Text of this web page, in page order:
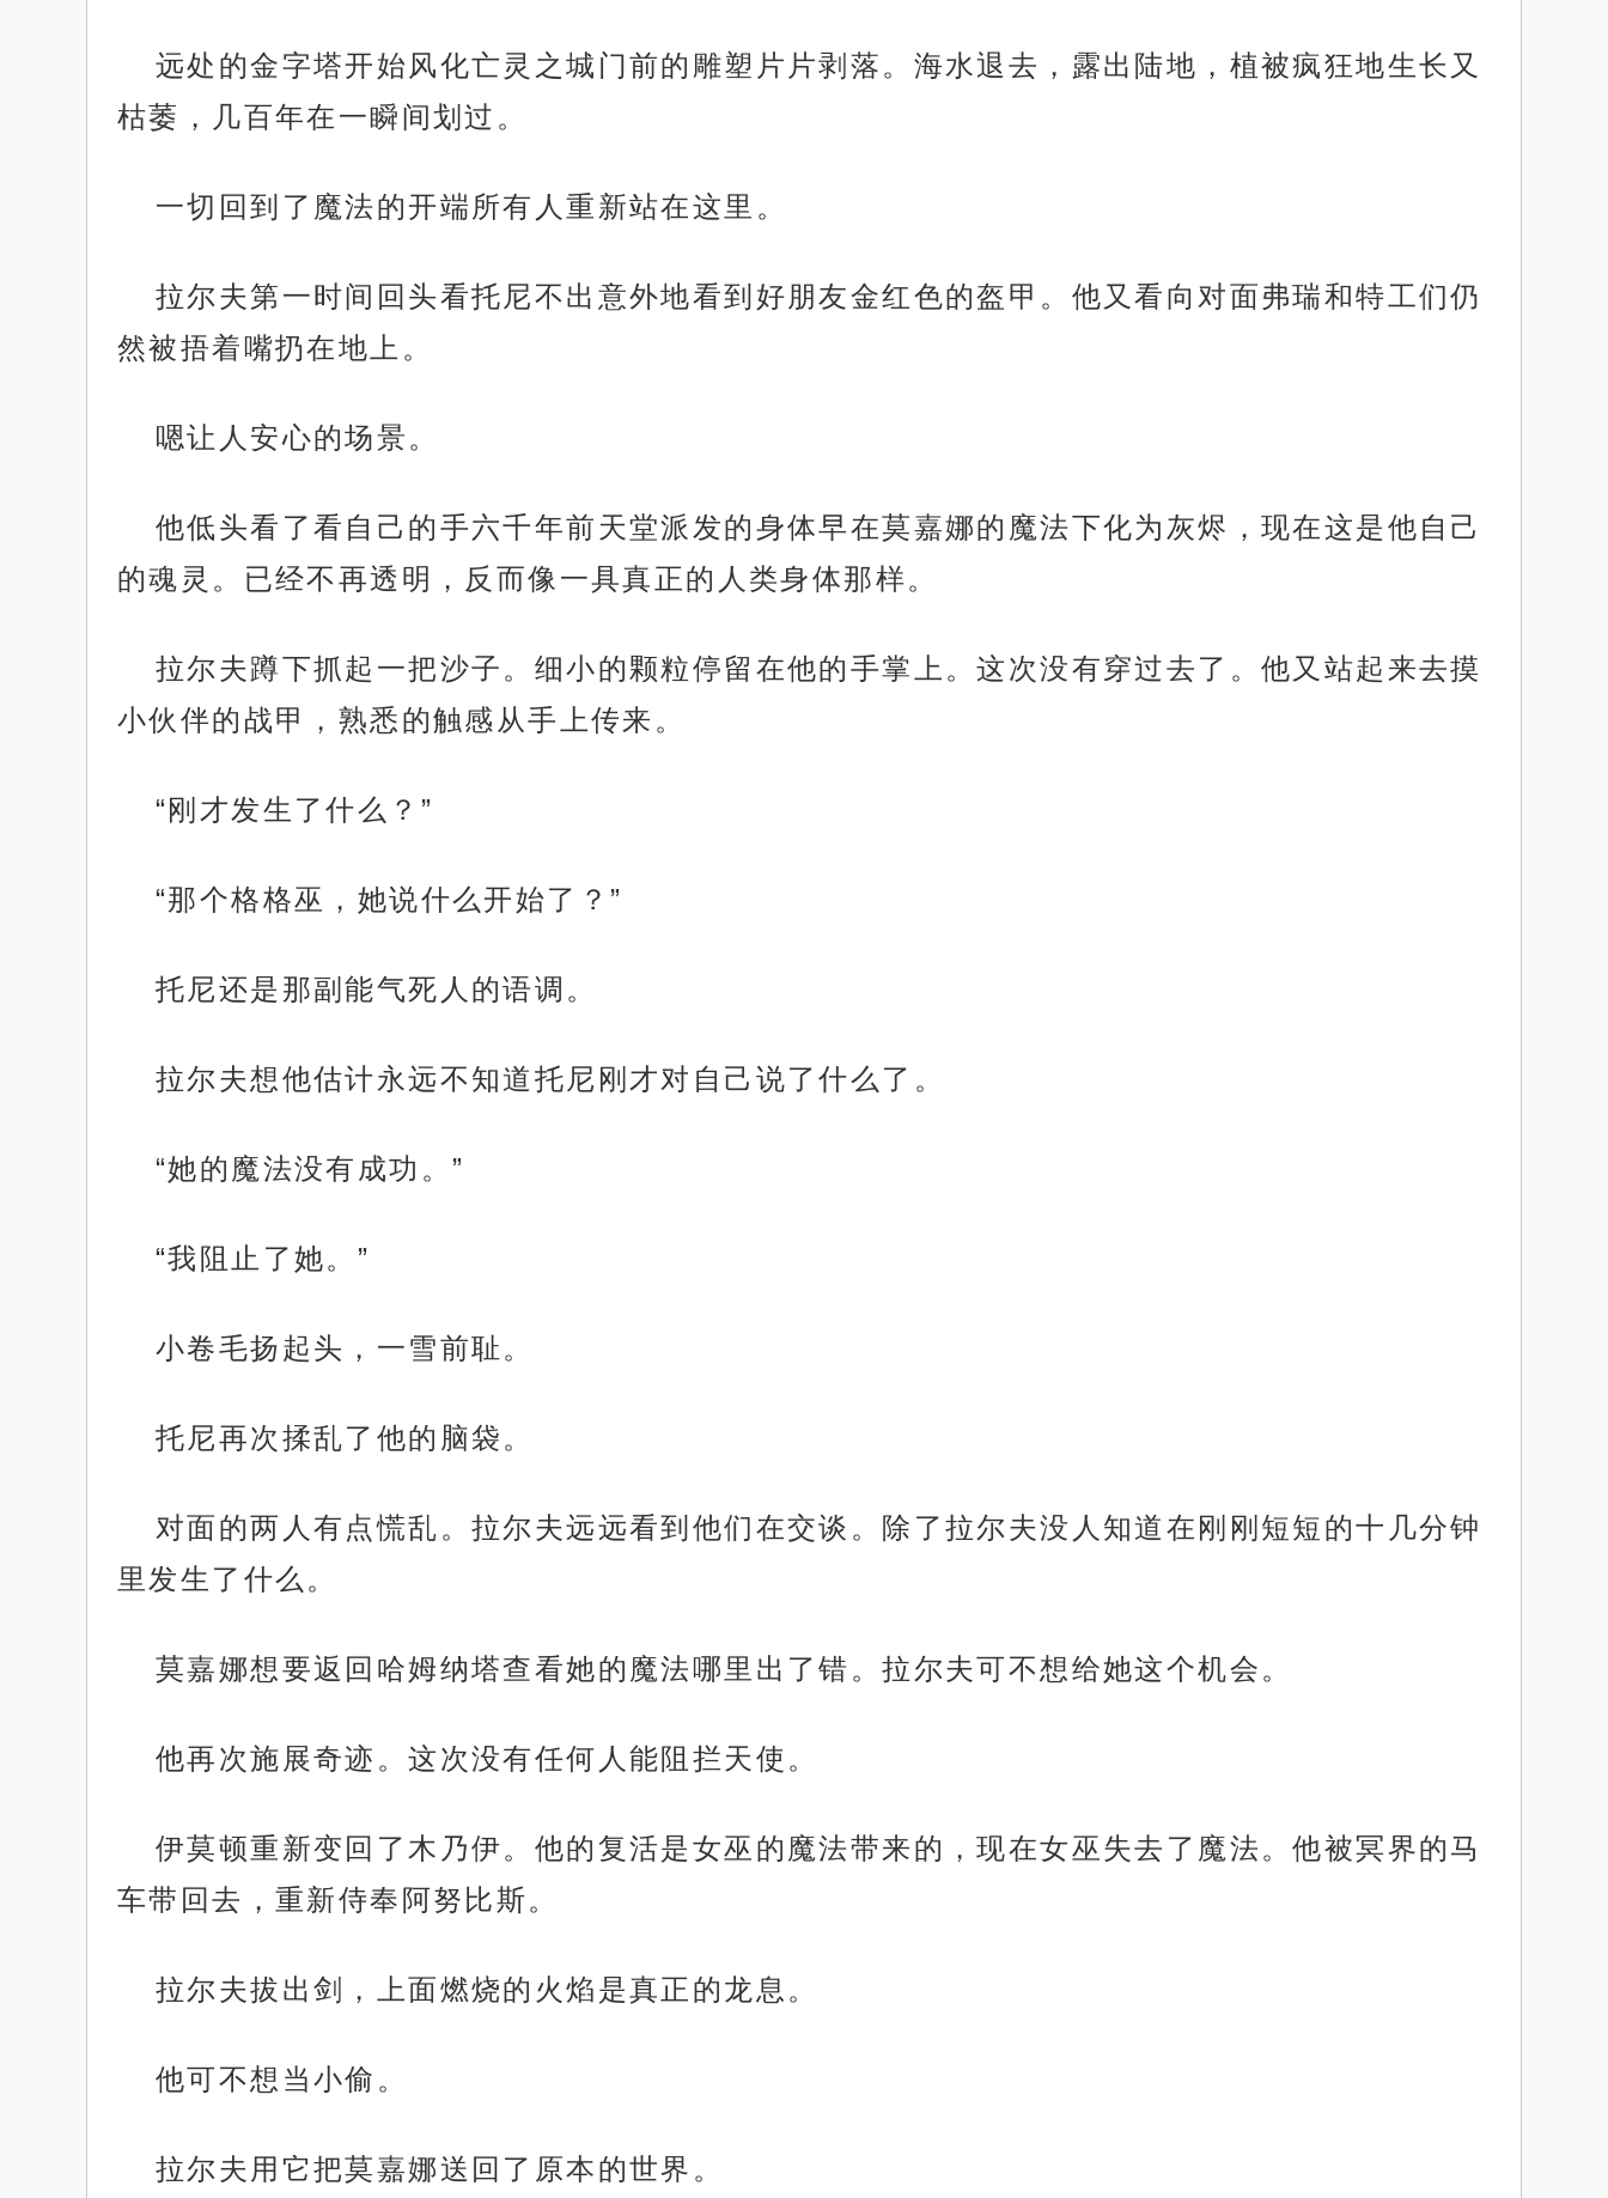
远处的金字塔开始风化亡灵之城门前的雕塑片片剥落。海水退去，露出陆地，植被疯狂地生长又
枯萎，几百年在一瞬间划过。
一切回到了魔法的开端所有人重新站在这里。
拉尔夫第一时间回头看托尼不出意外地看到好朋友金红色的盔甲。他又看向对面弗瑞和特工们仍
然被捂着嘴扔在地上。
嗯让人安心的场景。
他低头看了看自己的手六千年前天堂派发的身体早在莫嘉娜的魔法下化为灰烬，现在这是他自己
的魂灵。已经不再透明，反而像一具真正的人类身体那样。
拉尔夫蹲下抓起一把沙子。细小的颗粒停留在他的手掌上。这次没有穿过去了。他又站起来去摸
小伙伴的战甲，熟悉的触感从手上传来。
“刚才发生了什么？”
“那个格格巫，她说什么开始了？”
托尼还是那副能气死人的语调。
拉尔夫想他估计永远不知道托尼刚才对自己说了什么了。
“她的魔法没有成功。”
“我阻止了她。”
小卷毛扬起头，一雪前耻。
托尼再次揉乱了他的脑袋。
对面的两人有点慌乱。拉尔夫远远看到他们在交谈。除了拉尔夫没人知道在刚刚短短的十几分钟
里发生了什么。
莫嘉娜想要返回哈姆纳塔查看她的魔法哪里出了错。拉尔夫可不想给她这个机会。
他再次施展奇迹。这次没有任何人能阻拦天使。
伊莫顿重新变回了木乃伊。他的复活是女巫的魔法带来的，现在女巫失去了魔法。他被冥界的马
车带回去，重新侍奉阿努比斯。
拉尔夫拔出剑，上面燃烧的火焰是真正的龙息。
他可不想当小偷。
拉尔夫用它把莫嘉娜送回了原本的世界。